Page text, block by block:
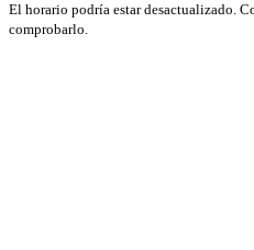
El horario podría estar desactualizado.
comprobarlo.